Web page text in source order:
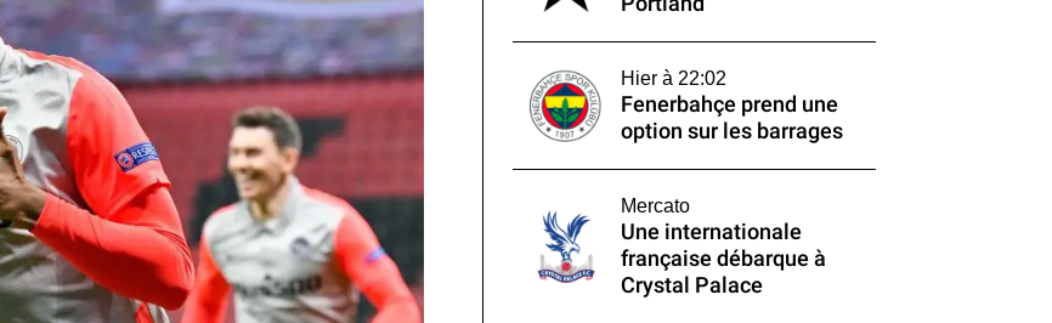
Hier à 22:02
Fenerbahçe prend une
option sur les barrages
Mercato
Une internationale
française débarque à
Crystal Palace